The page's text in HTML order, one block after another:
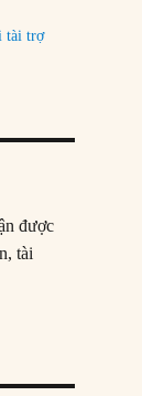
tài trợ
được
tài